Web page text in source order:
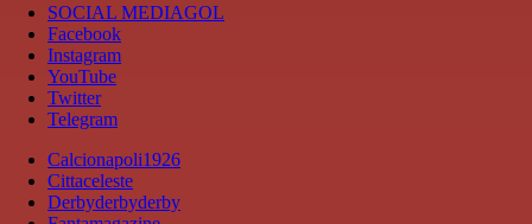
SOCIAL MEDIAGOL
Facebook
Instagram
YouTube
Twitter
Telegram
Calcionapoli1926
Cittaceleste
Derbyderbyderby